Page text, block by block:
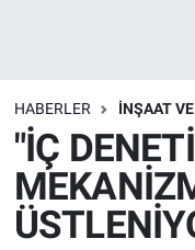
HABERLER İNŞAAT
"İÇ
Depolama
İnşaat ve
HaberOrtak